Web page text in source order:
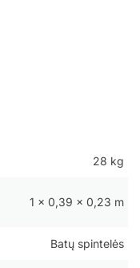
28 kg
1 × 0,39 × 0,23 m
Batų spintelės